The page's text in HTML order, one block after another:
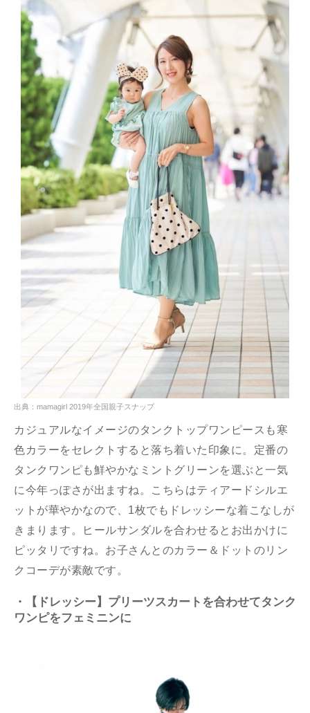
出典：mamagirl 2019年全国親子スナップ
カジュアルなイメージのタンクトップワンピースも寒
色カラーをセレクトすると落ち着いた印象に。定番の
タンクワンピも鮮やかなミントグリーンを選ぶと一気
に今年っぽさが出ますね。こちらはティアードシルエ
ットが華やかなので、1枚でもドレッシーな着こなしが
きまります。ヒールサンダルを合わせるとお出かけに
ピッタリですね。お子さんとのカラー＆ドットのリン
クコーデが素敵です。
・【ドレッシー】プリーツスカートを合わせてタンク
ワンピをフェミニンに